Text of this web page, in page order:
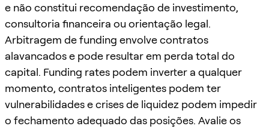
e não constitui recomendação de investimento,
consultoria financeira ou orientação legal.
Arbitragem de funding envolve contratos
alavancados e pode resultar em perda total do
capital. Funding rates podem inverter a qualquer
momento, contratos inteligentes podem ter
vulnerabilidades e crises de liquidez podem impedir
o fechamento adequado das posições. Avalie os